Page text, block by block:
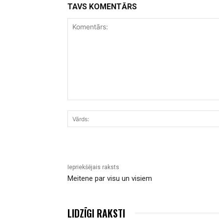
TAVS KOMENTĀRS
Iepriekšējais raksts
Meitene par visu un visiem
LIDZĪGI RAKSTI